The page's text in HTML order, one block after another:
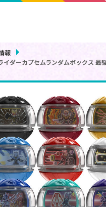
報
イダーカプセムランダムボックス 最